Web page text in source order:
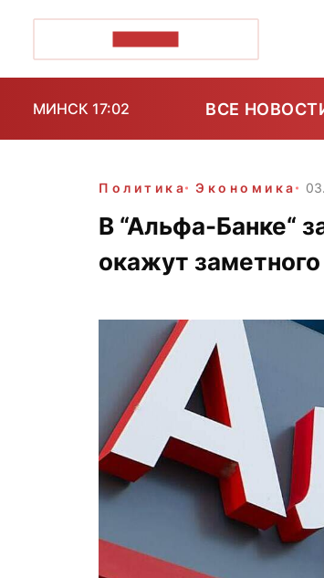
МИНСК 17:02 ВСЕ
Политика Экономика
В “Альфа-Банке“
окажут заметного